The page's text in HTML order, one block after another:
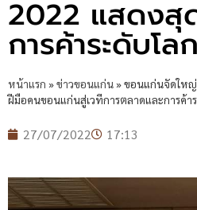
2022 แสดงสุ
การค้าระดับโลก
หน้าแรก »ข่าวขอนแก่น»ขอนแก่นจัดใหญ่!
ฝีมือคนขอนแก่นสู่เวทีการตลาดและการค้า
27/07/2022 17:13